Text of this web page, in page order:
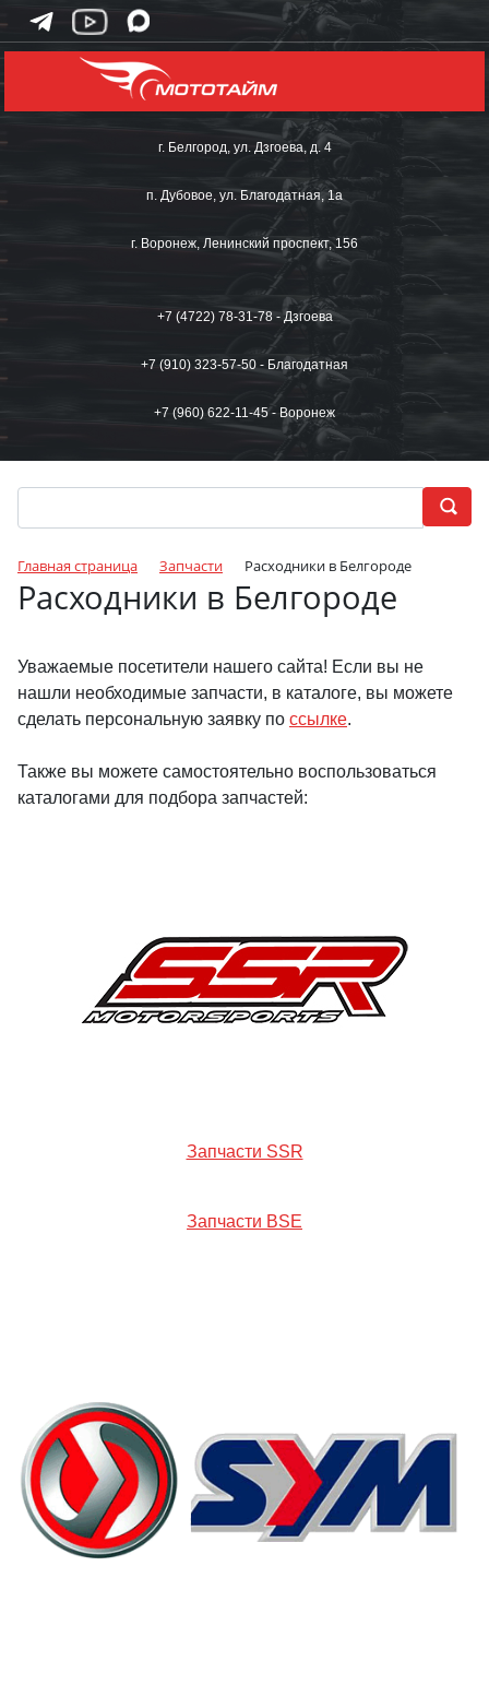
г. Белгород, ул. Дзгоева, д. 4
п. Дубовое, ул. Благодатная, 1а
г. Воронеж, Ленинский проспект, 156
+7 (4722) 78-31-78 - Дзгоева
+7 (910) 323-57-50 - Благодатная
+7 (960) 622-11-45 - Воронеж
Главная страница Запчасти Расходники в Белгороде
Расходники в Белгороде
Уважаемые посетители нашего сайта! Если вы не
нашли необходимые запчасти, в каталоге, вы можете
сделать персональную заявку по ссылке.
Также вы можете самостоятельно воспользоваться
каталогами для подбора запчастей:
Запчасти SSR
Запчасти BSE